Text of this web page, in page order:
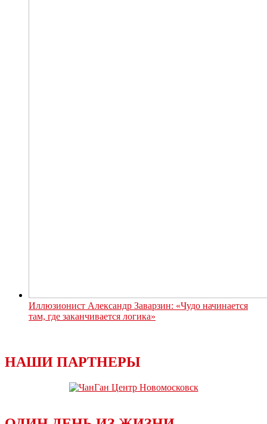
Иллюзионист Александр Заварзин: «Чудо начинается
там, где заканчивается логика»
НАШИ ПАРТНЕРЫ